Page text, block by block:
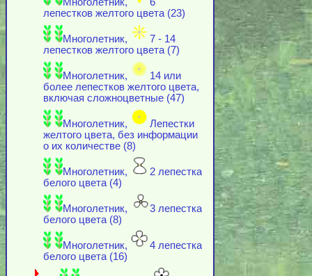
Многолетник,
6
лепестков желтого цвета (23)
Многолетник,
7 - 14
лепестков желтого цвета (7)
Многолетник,
14 или
более лепестков желтого цвета,
включая cложноцветные (47)
Многолетник,
Лепестки
желтого цвета, без информации
о их количестве (8)
Многолетник,
2 лепестка
белого цвета (4)
Многолетник,
3 лепестка
белого цвета (8)
Многолетник,
4 лепестка
белого цвета (16)